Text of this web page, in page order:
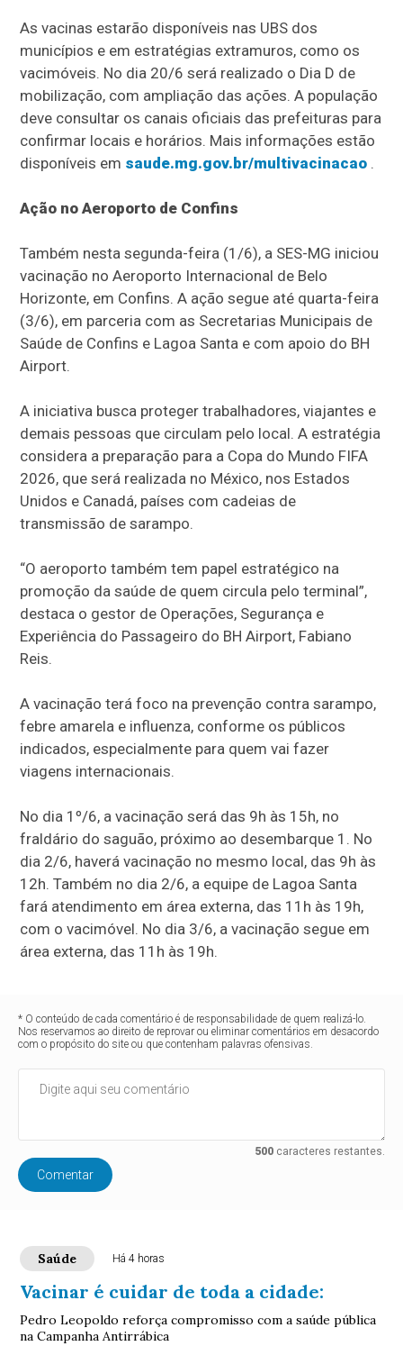
As vacinas estarão disponíveis nas UBS dos
municípios e em estratégias extramuros, como os
vacimóveis. No dia 20/6 será realizado o Dia D de
mobilização, com ampliação das ações. A população
deve consultar os canais oficiais das prefeituras para
confirmar locais e horários. Mais informações estão
disponíveis em saude.mg.gov.br/multivacinacao .
Ação no Aeroporto de Confins
Também nesta segunda-feira (1/6), a SES-MG iniciou
vacinação no Aeroporto Internacional de Belo
Horizonte, em Confins. A ação segue até quarta-feira
(3/6), em parceria com as Secretarias Municipais de
Saúde de Confins e Lagoa Santa e com apoio do BH
Airport.
A iniciativa busca proteger trabalhadores, viajantes e
demais pessoas que circulam pelo local. A estratégia
considera a preparação para a Copa do Mundo FIFA
2026, que será realizada no México, nos Estados
Unidos e Canadá, países com cadeias de
transmissão de sarampo.
“O aeroporto também tem papel estratégico na
promoção da saúde de quem circula pelo terminal”,
destaca o gestor de Operações, Segurança e
Experiência do Passageiro do BH Airport, Fabiano
Reis.
A vacinação terá foco na prevenção contra sarampo,
febre amarela e influenza, conforme os públicos
indicados, especialmente para quem vai fazer
viagens internacionais.
No dia 1º/6, a vacinação será das 9h às 15h, no
fraldário do saguão, próximo ao desembarque 1. No
dia 2/6, haverá vacinação no mesmo local, das 9h às
12h. Também no dia 2/6, a equipe de Lagoa Santa
fará atendimento em área externa, das 11h às 19h,
com o vacimóvel. No dia 3/6, a vacinação segue em
área externa, das 11h às 19h.
* O conteúdo de cada comentário é de responsabilidade de quem realizá-lo.
Nos reservamos ao direito de reprovar ou eliminar comentários em desacordo
com o propósito do site ou que contenham palavras ofensivas.
500caracteres restantes.
Comentar
Saúde Há 4 horas
Vacinar é cuidar de toda a cidade:
Pedro Leopoldo reforça compromisso com a saúde pública
na Campanha Antirrábica